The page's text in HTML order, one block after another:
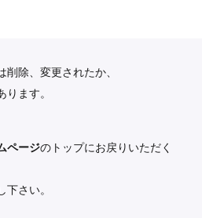
除、変更されたか、
ます。
ページのトップにお戻りいただく
さい。